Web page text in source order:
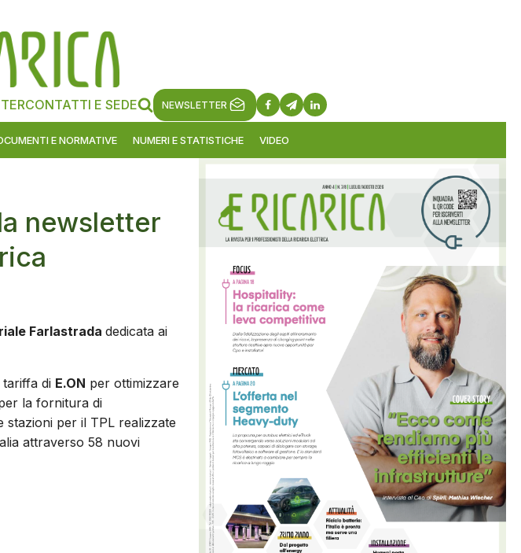
CONTATTI E SEDE NEWSLETTER
E NORMATIVE NUMERI E STATISTICHE VIDEO
newsletter
Farlastrada dedicata ai
di E.ON per ottimizzare
la fornitura di
stazioni per il TPL realizzate
attraverso 58 nuovi